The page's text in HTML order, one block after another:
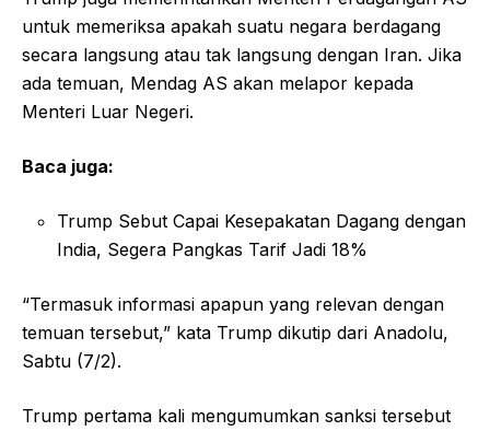
untuk memeriksa apakah suatu negara berdagang
secara langsung atau tak langsung dengan Iran. Jika
ada temuan, Mendag AS akan melapor kepada
Menteri Luar Negeri.
Baca juga:
Trump Sebut Capai Kesepakatan Dagang dengan
India, Segera Pangkas Tarif Jadi 18%
“Termasuk informasi apapun yang relevan dengan
temuan tersebut,” kata Trump dikutip dari Anadolu,
Sabtu (7/2).
Trump pertama kali mengumumkan sanksi tersebut